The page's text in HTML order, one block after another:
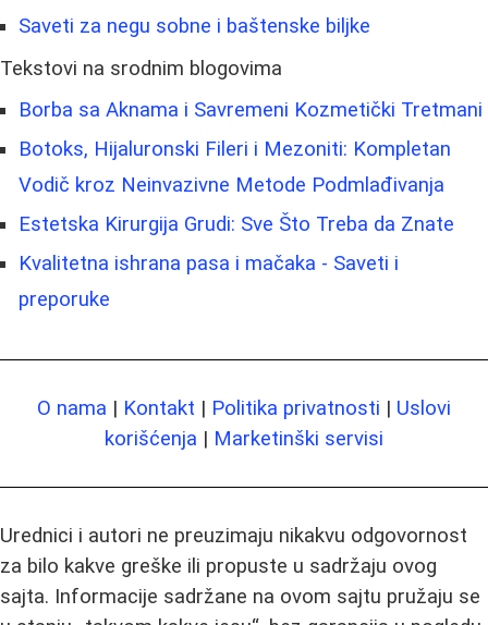
Saveti za negu sobne i baštenske biljke
Tekstovi na srodnim blogovima
Borba sa Aknama i Savremeni Kozmetički Tretmani
Botoks, Hijaluronski Fileri i Mezoniti: Kompletan
Vodič kroz Neinvazivne Metode Podmlađivanja
Estetska Kirurgija Grudi: Sve Što Treba da Znate
Kvalitetna ishrana pasa i mačaka - Saveti i
preporuke
O nama | Kontakt | Politika privatnosti | Uslovi
korišćenja | Marketinški servisi
Urednici i autori ne preuzimaju nikakvu odgovornost
za bilo kakve greške ili propuste u sadržaju ovog
sajta. Informacije sadržane na ovom sajtu pružaju se